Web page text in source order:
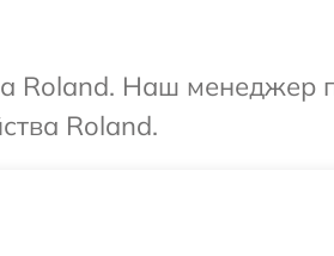
Roland. Наш менеджер
Roland.